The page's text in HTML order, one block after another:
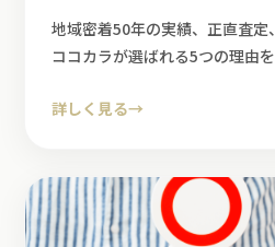
地域密着50年の実績、正直査定
ココカラが選ばれる5つの理由を
詳しく見る→